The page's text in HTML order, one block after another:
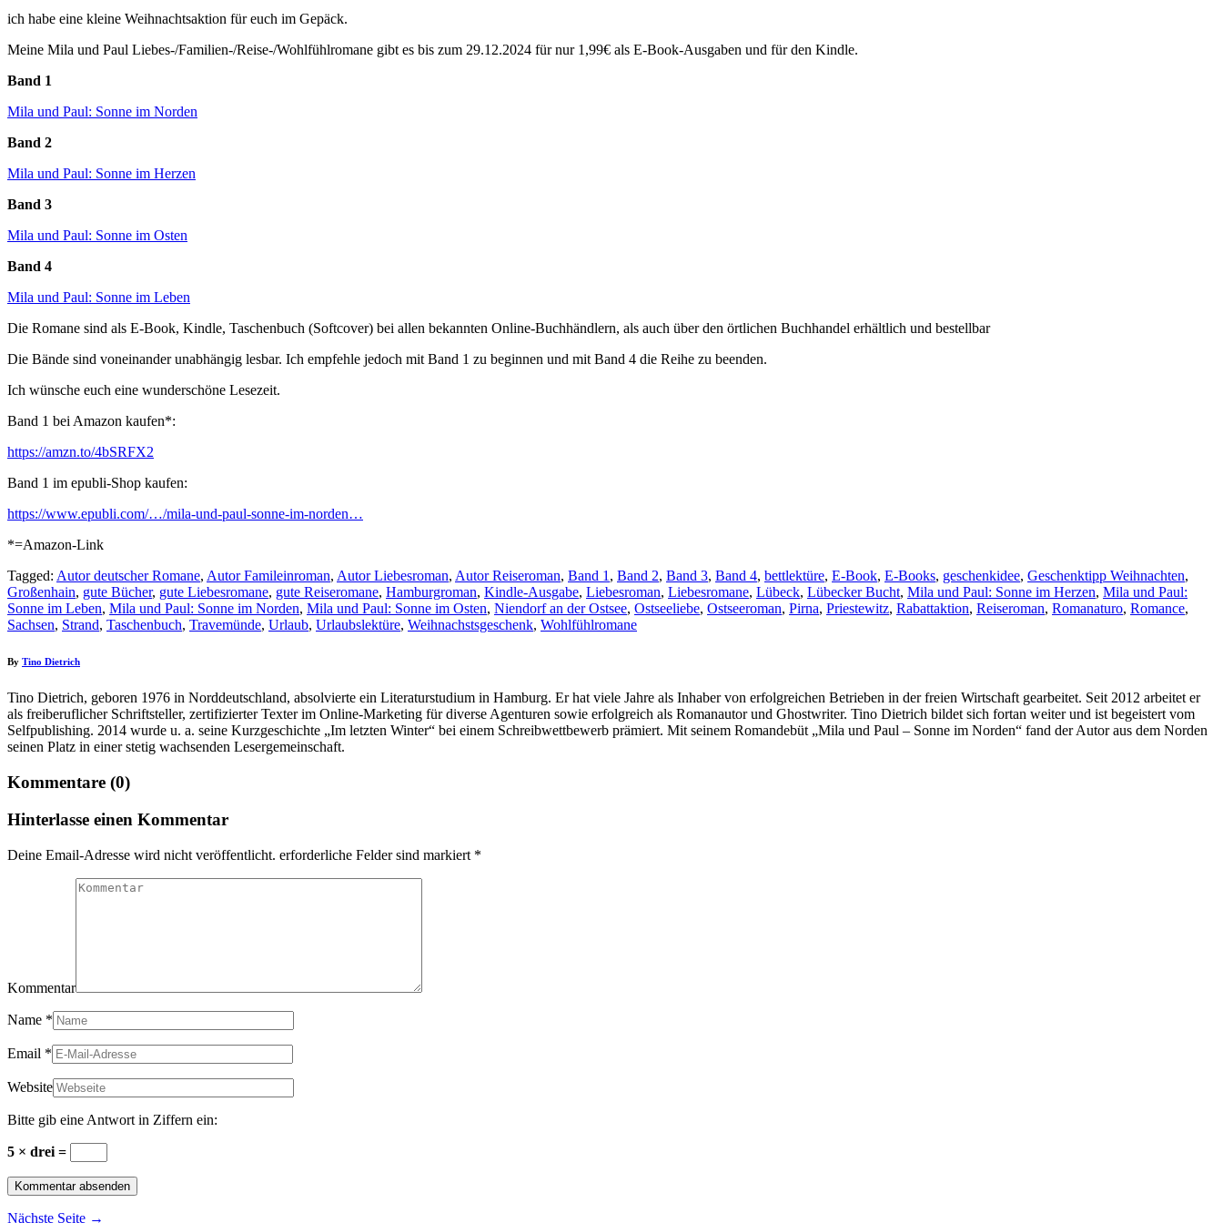
ich habe eine kleine Weihnachtsaktion für euch im Gepäck.
Meine Mila und Paul Liebes-/Familien-/Reise-/Wohlfühlromane gibt es bis zum 29.12.2024 für nur 1,99€ als E-Book-Ausgaben und für den Kindle.
Band 1
Mila und Paul: Sonne im Norden
Band 2
Mila und Paul: Sonne im Herzen
Band 3
Mila und Paul: Sonne im Osten
Band 4
Mila und Paul: Sonne im Leben
Die Romane sind als E-Book, Kindle, Taschenbuch (Softcover) bei allen bekannten Online-Buchhändlern, als auch über den örtlichen Buchhandel erhältlich und bestellbar
Die Bände sind voneinander unabhängig lesbar. Ich empfehle jedoch mit Band 1 zu beginnen und mit Band 4 die Reihe zu beenden.
Ich wünsche euch eine wunderschöne Lesezeit.
Band 1 bei Amazon kaufen*:
https://amzn.to/4bSRFX2
Band 1 im epubli-Shop kaufen:
https://www.epubli.com/…/mila-und-paul-sonne-im-norden…
*=Amazon-Link
Tagged: Autor deutscher Romane, Autor Famileinroman, Autor Liebesroman, Autor Reiseroman, Band 1, Band 2, Band 3, Band 4, bettlektüre, E-Book, E-Books, geschenkidee, Geschenktipp Weihnachten,
Großenhain, gute Bücher, gute Liebesromane, gute Reiseromane, Hamburgroman, Kindle-Ausgabe, Liebesroman, Liebesromane, Lübeck, Lübecker Bucht, Mila und Paul: Sonne im Herzen, Mila und Paul:
Sonne im Leben, Mila und Paul: Sonne im Norden, Mila und Paul: Sonne im Osten, Niendorf an der Ostsee, Ostseeliebe, Ostseeroman, Pirna, Priestewitz, Rabattaktion, Reiseroman, Romanaturo, Romance,
Sachsen, Strand, Taschenbuch, Travemünde, Urlaub, Urlaubslektüre, Weihnachstsgeschenk, Wohlfühlromane
By Tino Dietrich
Tino Dietrich, geboren 1976 in Norddeutschland, absolvierte ein Literaturstudium in Hamburg. Er hat viele Jahre als Inhaber von erfolgreichen Betrieben in der freien Wirtschaft gearbeitet. Seit 2012 arbeitet er
als freiberuflicher Schriftsteller, zertifizierter Texter im Online-Marketing für diverse Agenturen sowie erfolgreich als Romanautor und Ghostwriter. Tino Dietrich bildet sich fortan weiter und ist begeistert vom
Selfpublishing. 2014 wurde u. a. seine Kurzgeschichte „Im letzten Winter“ bei einem Schreibwettbewerb prämiert. Mit seinem Romandebüt „Mila und Paul – Sonne im Norden“ fand der Autor aus dem Norden
seinen Platz in einer stetig wachsenden Lesergemeinschaft.
Kommentare (0)
Hinterlasse einen Kommentar
Deine Email-Adresse wird nicht veröffentlicht. erforderliche Felder sind markiert *
Kommentar
Name *
Email *
Website
Bitte gib eine Antwort in Ziffern ein:
5 × drei =
Nächste Seite →